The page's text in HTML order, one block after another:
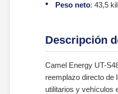
Peso neto: 43,5
Descripción
Camel Energy UT-
reemplazo directo de
utilitarios y vehículos